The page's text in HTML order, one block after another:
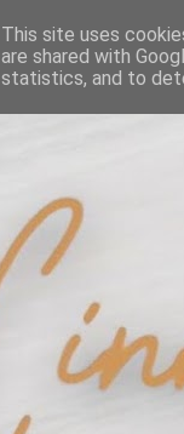
This site uses
are shared with
statistics, and to